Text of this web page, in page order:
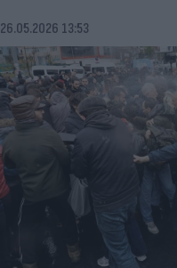
26.05.2026 13:53